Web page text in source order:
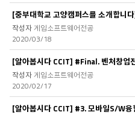
[중부대학교 고양캠퍼스를 소개합니
게임소프트웨어전공
2020/03/18
[알아봅시다 CCIT] #Final. 벤처창업
게임소프트웨어전공
2020/02/17
[알아봅시다 CCIT] #3. 모바일S/W융